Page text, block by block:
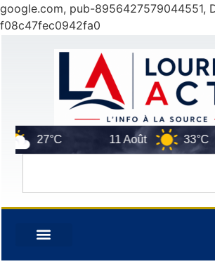
google.com, pub-8956427579044551,
f08c47fec0942fa0
27°C 11 Août 33°C